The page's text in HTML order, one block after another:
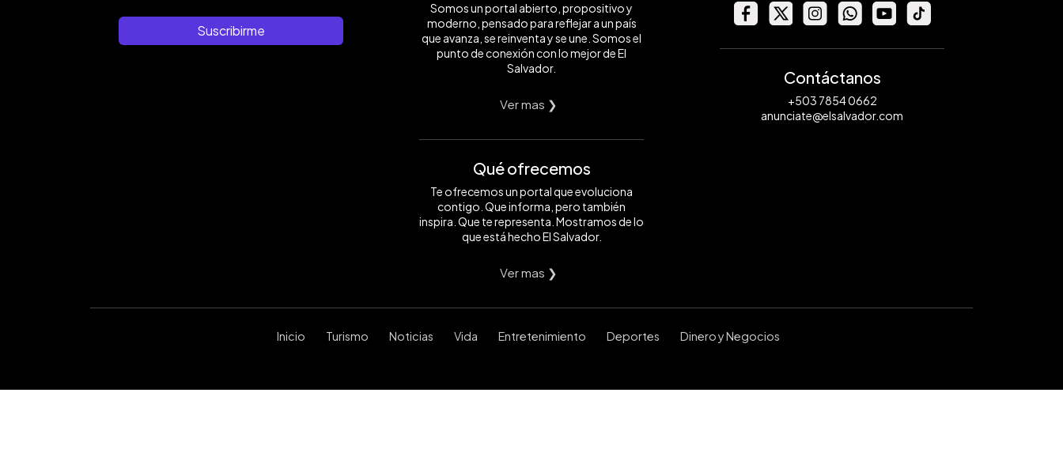
Suscribirme
Somos un portal abierto, propositivo y
moderno, pensado para reflejar a un país
que avanza, se reinventa y se une. Somos el
punto de conexión con lo mejor de El
Salvador.
Ver mas ❯
Qué ofrecemos
Te ofrecemos un portal que evoluciona
contigo. Que informa, pero también
inspira. Que te representa. Mostramos de lo
que está hecho El Salvador.
Ver mas ❯
Contáctanos
+503 7854 0662
anunciate@elsalvador.com
Inicio Turismo Noticias Vida Entretenimiento Deportes Dinero y Negocios